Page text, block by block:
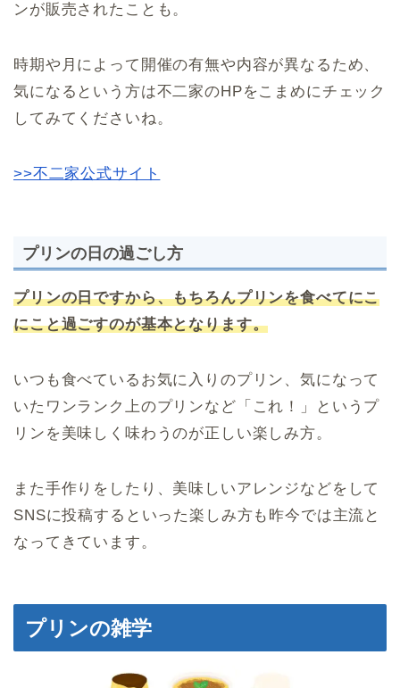
ンが販売されたことも。
時期や月によって開催の有無や内容が異なるため、
気になるという方は不二家のHPをこまめにチェック
してみてくださいね。
>>不二家公式サイト
プリンの日の過ごし方
プリンの日ですから、もちろんプリンを食べてにこ
にこと過ごすのが基本となります。
いつも食べているお気に入りのプリン、気になって
いたワンランク上のプリンなど「これ！」というプ
リンを美味しく味わうのが正しい楽しみ方。
また手作りをしたり、美味しいアレンジなどをして
SNSに投稿するといった楽しみ方も昨今では主流と
なってきています。
プリンの雑学